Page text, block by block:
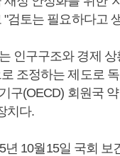
"검토는 필요하다고
인구구조와 경제
조정하는 제도로
구(OECD) 회원국
치다.
년 10월15일 국회 보